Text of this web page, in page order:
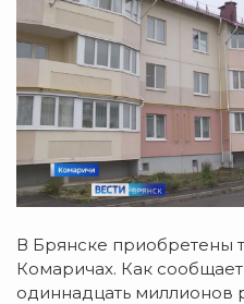
В Брянске приобретены
Комаричах. Как сообщает
одиннадцать миллионов